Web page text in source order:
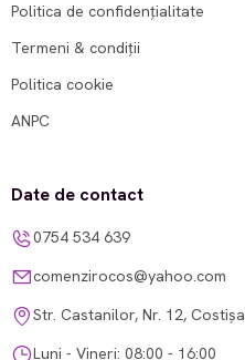
Politica de confidențialitate
Termeni & condiții
Politica cookie
ANPC
Date de contact
0754 534 639
comenzirocos@yahoo.com
Str. Castanilor, Nr. 12, Costișa
Luni - Vineri: 08:00 - 16:00